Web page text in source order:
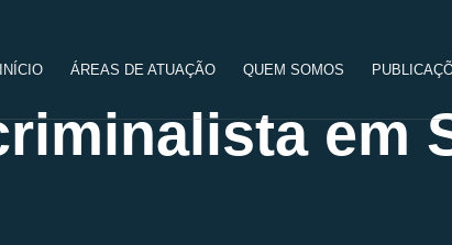
INÍCIO ÁREAS DE ATUAÇÃO QUEM SOMOS
em